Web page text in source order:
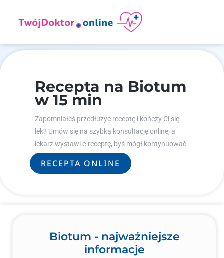
Recepta na Biotum
w 15 min
Zapomniałeś przedłużyć receptę i kończy Ci się
lek? Umów się na szybką konsultację online, a
lekarz wystawi e-receptę, byś mógł kontynuować
leczenie.
RECEPTA ONLINE
Biotum - najważniejsze
informacje